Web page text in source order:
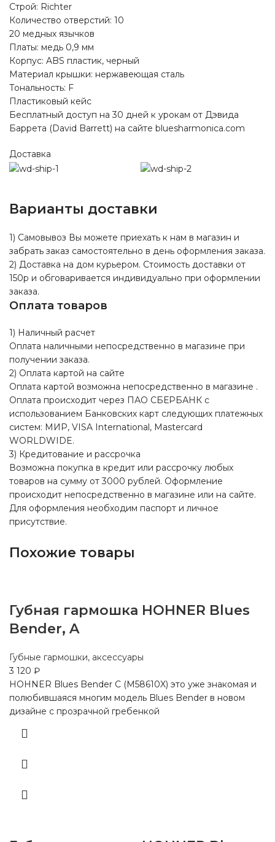
Строй: Richter
Количество отверстий: 10
20 медных язычков
Платы: медь 0,9 мм
Корпус: ABS пластик, черный
Материал крышки: нержавеющая сталь
Тональность: F
Пластиковый кейс
Бесплатный доступ на 30 дней к урокам от Дэвида
Баррета (David Barrett) на сайте bluesharmonica.com
Доставка
Варианты доставки
1) Самовывоз Вы можете приехать к нам в магазин и
забрать заказ самостоятельно в день оформления заказа.
2) Доставка на дом курьером. Стоимость доставки от
150р и обговаривается индивидуально при оформлении
заказа.
Оплата товаров
1) Наличный расчет
Оплата наличными непосредственно в магазине при
получении заказа.
2) Оплата картой на сайте
Оплата картой возможна непосредственно в магазине .
Оплата происходит через ПАО СБЕРБАНК с
использованием Банковских карт следующих платежных
систем: МИР, VISA International, Mastercard
WORLDWIDE.
3) Кредитование и рассрочка
Возможна покупка в кредит или рассрочку любых
товаров на сумму от 3000 рублей. Оформление
происходит непосредственно в магазине или на сайте.
Для оформления необходим паспорт и личное
присутствие.
Похожие товары
Губная гармошка HOHNER Blues
Bender, A
Губные гармошки, аксессуары
3 120 ₽
HOHNER Blues Bender C (M58610X) это уже знакомая и
полюбившаяся многим модель Blues Bender в новом
дизайне с прозрачной гребенкой